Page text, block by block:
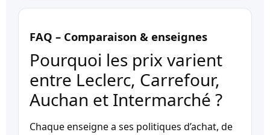
FAQ – Comparaison & enseignes
Pourquoi les prix varient
entre Leclerc, Carrefour,
Auchan et Intermarché ?
Chaque enseigne a ses politiques d’achat, de